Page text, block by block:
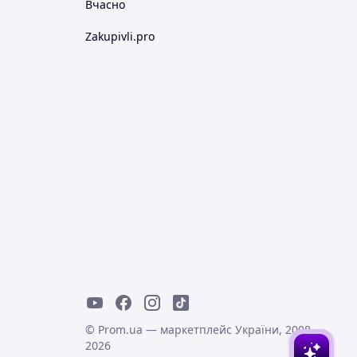
Вчасно
Zakupivli.pro
© Prom.ua — маркетплейс України, 2008-
2026